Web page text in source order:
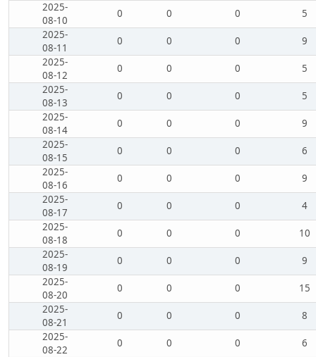
2025-
08-10
0 0 0
5
2025-
08-11
0 0 0
9
2025-
08-12
0 0 0
5
2025-
08-13
0 0 0
5
2025-
08-14
0 0 0
9
2025-
08-15
0 0 0
6
2025-
08-16
0 0 0
9
2025-
08-17
0 0 0
4
2025-
08-18
0 0 0
10
2025-
08-19
0 0 0
9
2025-
08-20
0 0 0
15
2025-
08-21
0 0 0
8
2025-
08-22
0 0 0
6